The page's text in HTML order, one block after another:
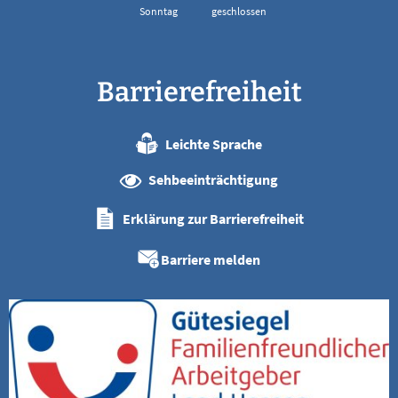
Sonntag
geschlossen
Barrierefreiheit
Leichte Sprache
Sehbeeinträchtigung
Erklärung zur Barrierefreiheit
Barriere melden